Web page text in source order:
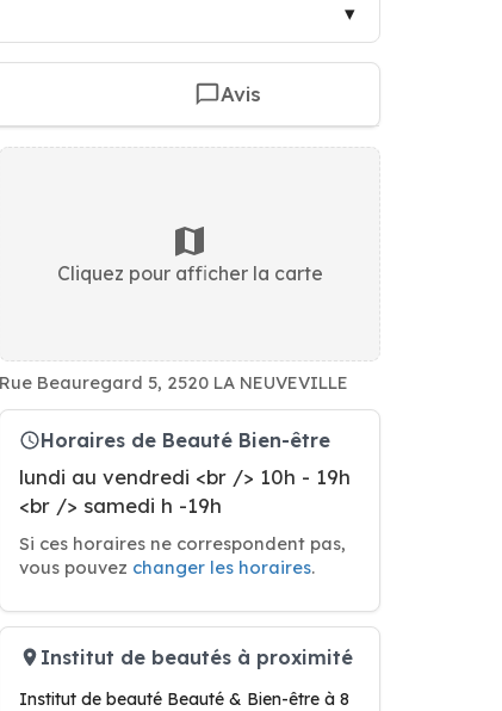
Avis
Cliquez pour afficher la carte
Rue Beauregard 5, 2520 LA NEUVEVILLE
Horaires de Beauté Bien-être
lundi au vendredi <br /> 10h - 19h
<br /> samedi h -19h
Si ces horaires ne correspondent pas,
vous pouvez changer les horaires.
Institut de beautés à proximité
Institut de beauté Beauté & Bien-être à 8